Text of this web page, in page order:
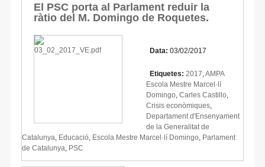
El PSC porta al Parlament reduir la
ràtio del M. Domingo de Roquetes.
Data: 03/02/2017
Etiquetes: 2017 AMPA
Escola Mestre Marcel·lí
Domingo Carles Castillo
Crisis econòmiques
Departament d'Ensenyament
de la Generalitat de
Catalunya Educació Escola Mestre Marcel·lí Domingo Parlament
de Catalunya PSC